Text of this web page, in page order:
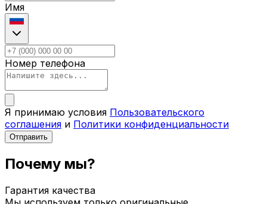
Имя
Номер телефона
Я принимаю условия Пользовательского
соглашения и Политики конфиденциальности
Отправить
Почему мы?
Гарантия качества